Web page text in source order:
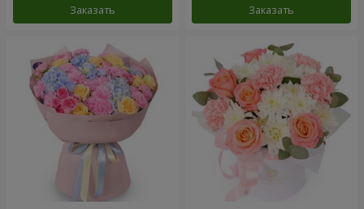
Заказать Заказать